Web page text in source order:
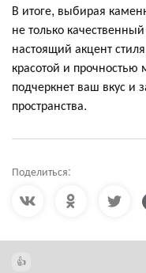
В итоге, выбирая
не только
настоящий акцент
красотой и
подчеркнет ваш вкус и
пространства.
Поделиться: